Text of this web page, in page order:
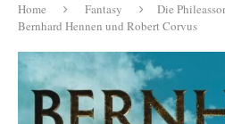
Home Fantasy
Die
Bernhard Hennen und Robert Corvus